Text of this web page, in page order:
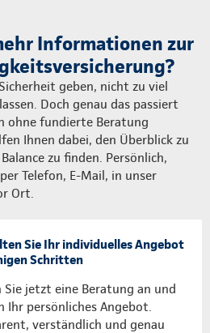
Informationen zur
geben, nicht zu viel
Doch genau das passiert
ohne fundierte Beratung
Ihnen dabei, den Überblick zu
zu finden. Persönlich,
Telefon, E-Mail, in unser
Ort.
Sie Ihr individuelles Angebot
Schritten
Sie jetzt eine Beratung an und
Ihr persönliches Angebot.
verständlich und genau